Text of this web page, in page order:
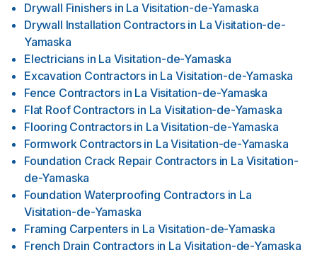
Drywall Finishers in La Visitation-de-Yamaska
Drywall Installation Contractors in La Visitation-de-
Yamaska
Electricians in La Visitation-de-Yamaska
Excavation Contractors in La Visitation-de-Yamaska
Fence Contractors in La Visitation-de-Yamaska
Flat Roof Contractors in La Visitation-de-Yamaska
Flooring Contractors in La Visitation-de-Yamaska
Formwork Contractors in La Visitation-de-Yamaska
Foundation Crack Repair Contractors in La Visitation-
de-Yamaska
Foundation Waterproofing Contractors in La
Visitation-de-Yamaska
Framing Carpenters in La Visitation-de-Yamaska
French Drain Contractors in La Visitation-de-Yamaska